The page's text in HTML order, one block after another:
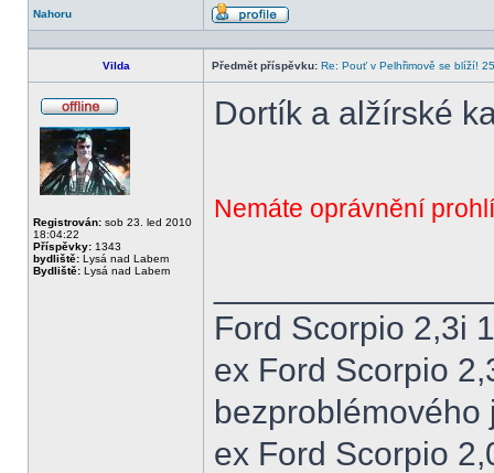
Nahoru
Profil
Vilda Předmět příspěvku: Re: Pouť v Pelhřimově se blíží!
Registrován: sob 23. led 2010
18:04:22
Příspěvky: 1343
bydliště: Lysá nad Labem
Bydliště: Lysá nad Labem
Dortík a alžírské
Nemáte oprávnění
Ford Scorpio 2,3i
ex Ford Scorpio
ex Ford Scorpio